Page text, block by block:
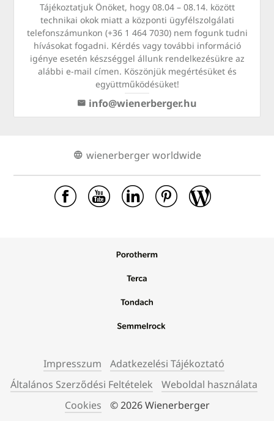
Tájékoztatjuk Önöket, hogy 08.04 – 08.14. között
technikai okok miatt a központi ügyfélszolgálati
telefonszámunkon (+36 1 464 7030) nem fogunk tudni
hívásokat fogadni. Kérdés vagy további információ
igénye esetén készséggel állunk rendelkezésükre az
alábbi e-mail címen. Köszönjük megértésüket és
együttműködésüket!
info@wienerberger.hu
wienerberger worldwide
Impresszum
Adatkezelési Tájékoztató
Általános Szerződési Feltételek
Weboldal használata
Cookies
© 2026 Wienerberger